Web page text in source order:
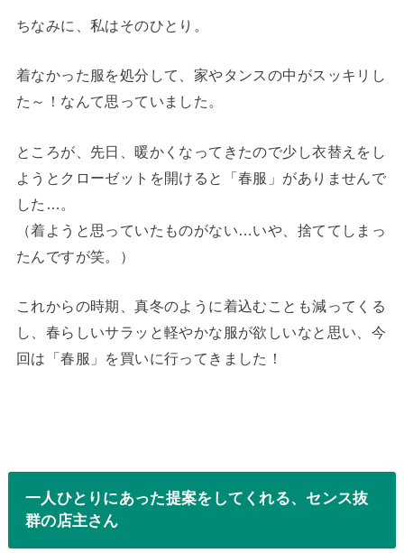
ちなみに、私はそのひとり。
着なかった服を処分して、家やタンスの中がスッキリし
た～！なんて思っていました。
ところが、先日、暖かくなってきたので少し衣替えをし
ようとクローゼットを開けると「春服」がありませんで
した…。
（着ようと思っていたものがない…いや、捨ててしまっ
たんですが笑。）
これからの時期、真冬のように着込むことも減ってくる
し、春らしいサラッと軽やかな服が欲しいなと思い、今
回は「春服」を買いに行ってきました！
一人ひとりにあった提案をしてくれる、センス抜
群の店主さん